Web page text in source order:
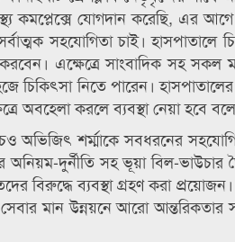
কমপ্লেক্সে যোগদান করেছি, এর আগে
সহযোগিতা চাই।
করবেন। এক্ষেত্রে সাংবাদিক সহ
চিকিৎসা নিতে পারেন।
অবহেলা করলে ব্যবস্থা নেয়া হবে
অভিজিৎ শর্ম্মাকে সবধরনের
অনিয়ম-দুর্নীতি সহ ভূয়া বিল-
বিরুদ্ধে ব্যবস্থা গ্রহণ করা
মান উন্নয়নে আরো আন্তরিকতার